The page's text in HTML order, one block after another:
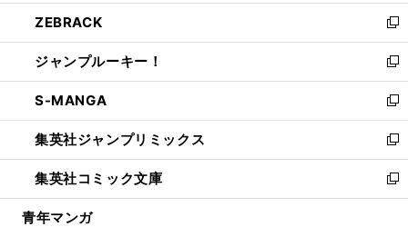
く
ウ
で
開
く
ン
ド
ウ
で
開
く
ウ
ィ
ン
ド
ウ
で
開
く
し
い
ウ
ィ
ン
ド
ウ
で
開
く
ZEBRACK
新
し
い
ウ
ィ
ン
ド
ウ
で
開
ジャンプルーキー！
新
し
い
ウ
ィ
ン
ド
ウ
S-MANGA
新
し
い
ウ
ィ
ン
集英社ジャンプリミックス
新
し
い
ウ
集英社コミック文庫
新
し
青年マンガ